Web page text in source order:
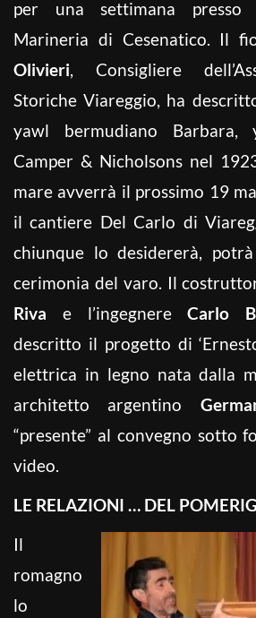
per una settimana
Marineria di Cesenatico. Il
Olivieri, Consigliere
Storiche Viareggio, ha
yawl bermudiano
Camper & Nicholsons nel
mare avverrà il prossimo 19
il cantiere Del Carlo di
chiunque lo desidererà,
cerimonia del varo. Il
Riva e l’ingegnereCarlo
descritto il progetto di
elettrica in legno nata dalla
architetto argentino
“presente” al convegno sotto
video.
LE RELAZIONI … DEL
Il
romagno
lo